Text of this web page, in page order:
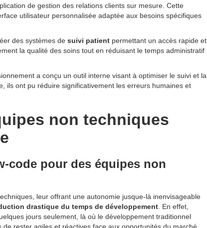
de gestion des relations clients sur mesure. Cette
utilisateur personnalisée adaptée aux besoins spécifiques
des systèmes de suivi patient permettant un accès rapide et
la qualité des soins tout en réduisant le temps administratif
a conçu un outil interne visant à optimiser le suivi et la
ils ont pu réduire significativement les erreurs humaines et
non techniques
code pour des équipes non
leur offrant une autonomie jusque-là inenvisageable
drastique du temps de développement . En effet,
jours seulement, là où le développement traditionnel
de rester agiles et réactives face aux opportunités du marché.